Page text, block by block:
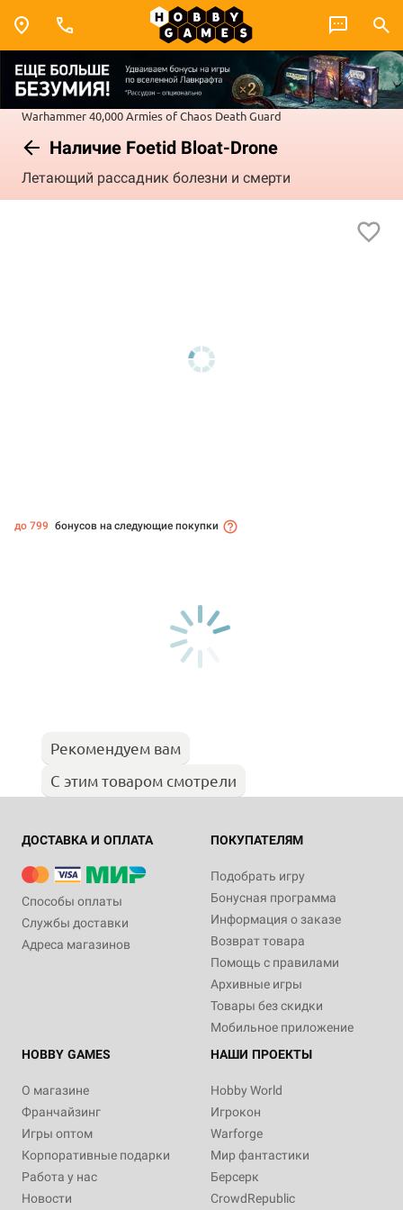
Warhammer 40,000Armies of Chaos Death Guard
Наличие Foetid Bloat-Drone
Летающий рассадник болезни и смерти
до 799 бонусов на следующие покупки
Рекомендуем вам
С этим товаром смотрели
ДОСТАВКА И ОПЛАТА
Способы оплаты
Службы доставки
Адреса магазинов
ПОКУПАТЕЛЯМ
Подобрать игру
Бонусная программа
Информация о заказе
Возврат товара
Помощь с правилами
Архивные игры
Товары без скидки
Мобильное приложение
HOBBY GAMES
О магазине
Франчайзинг
Игры оптом
Корпоративные подарки
Работа у нас
Новости
НАШИ ПРОЕКТЫ
Hobby World
Игрокон
Warforge
Мир фантастики
Берсерк
CrowdRepublic